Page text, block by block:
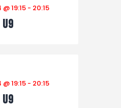
19:15 - 20:15
19:15 - 20:15